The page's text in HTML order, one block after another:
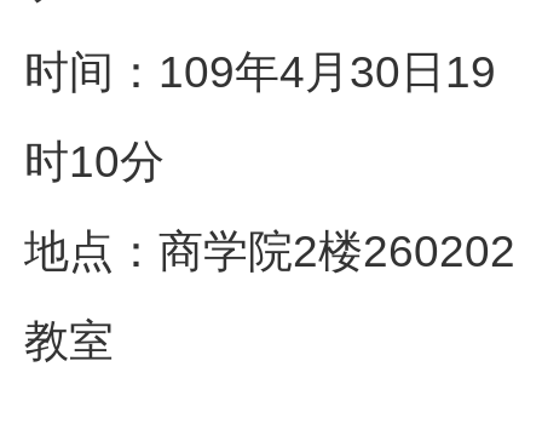
时间：109年4月30日19
时10分
地点：商学院2楼260202
教室